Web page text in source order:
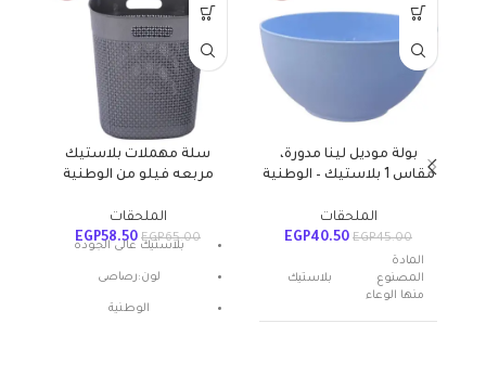
بولة موديل لينا مدورة،
مقاس 1 بلاستيك – الوطنية
الملحقات
EGP45.00
EGP40.50
المادة
المصنوع
منها الوعاء
بلاستيك
سلة مهملات بلاستيك
مربعه فيلو من الوطنية
الملحقات
EGP65.00
EGP58.50
بلاستيك عالى الجوده
لون:رصاصى
الوطنية